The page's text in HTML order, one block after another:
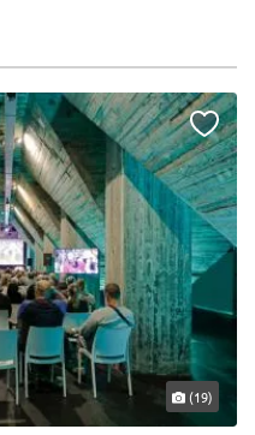
(19)